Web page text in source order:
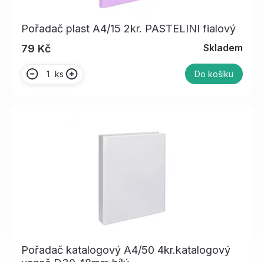
Pořadač plast A4/15 2kr. PASTELINI fialový
79 Kč
Skladem
ks Do košíku
Pořadač katalogový A4/50 4kr.katalogový